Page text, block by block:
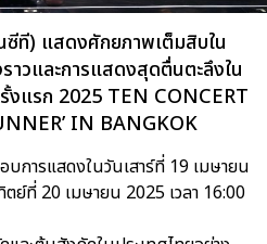
ที) แสดงศักยภาพเต็มสิบใน
าวและการแสดงสุดตื่นตะลึงใน
งแรก 2025 TEN CONCERT
IN BANGKOK
การแสดงในวันเสาร์ที่ 19 เมษายน
ตย์ที่ 20 เมษายน 2025 เวลา 16:00